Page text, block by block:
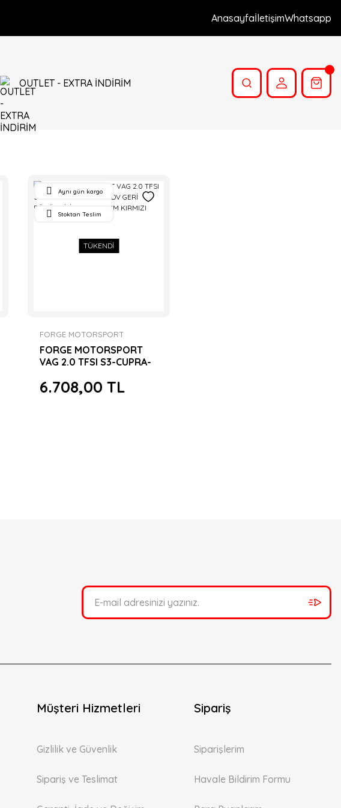
AnasayfaİletişimWhatsapp
OUTLET - EXTRA İNDİRİM
TÜKENDİ
Aynı gün kargo
Stoktan Teslim
FORGE MOTORSPORT
FORGE MOTORSPORT
VAG 2.0 TFSI S3-CUPRA-
DÖNÜŞ SİLİKON HORTUM
6.708,00 TL
Müşteri Hizmetleri
Gizlilik ve Güvenlik
Sipariş ve Teslimat
Sipariş
Siparişlerim
Havale Bildirim Formu